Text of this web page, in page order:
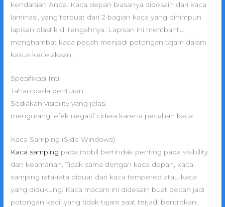
kendaraan Anda. Kaca depan biasanya didesain dari kaca
laminasi, yang terbuat dari 2 bagian kaca yang dihimpun
lapisan plastik di tengahnya. Lapisan ini membantu
menghambat kaca pecah menjadi potongan tajam dalam
kasus kecelakaan.
Spesifikasi Inti:
Tahan pada benturan.
Sediakan visibility yang jelas.
mengurangi efek negatif cidera karena pecahan kaca.
Kaca Samping (Side Windows)
Kaca samping pada mobil bertindak penting pada visibility
dan keamanan. Tidak sama dengan kaca depan, kaca
samping rata-rata dibuat dari kaca tempered atau kaca
yang didukung. Kaca macam ini didesain buat pecah jadi
potongan kecil yang tidak tajam saat terjadi bentrokan,